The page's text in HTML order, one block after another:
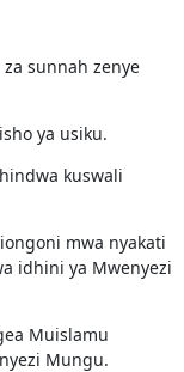
sunnah zenye
ya usiku.
kuswali
mwa nyakati
idhini ya Mwenyezi
Muislamu
Mungu.